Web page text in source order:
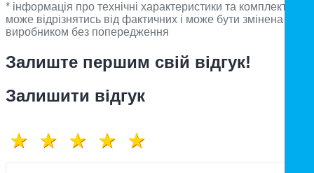
* інформація про технічні характеристики та комплектацію
може відрізнятись від фактичних і може бути змінена
виробником без попередження
Залиште першим свій відгук!
Залишити відгук